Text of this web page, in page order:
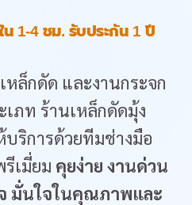
1-4 ชม. รับประกัน 1 ปี
หล็กดัด และงานกระจก
ภท ร้านเหล็กดัดมุ้ง
ริการด้วยทีมช่างมือ
เมี่ยม คุยง่าย งานด่วน
จ มั่นใจในคุณภาพและ